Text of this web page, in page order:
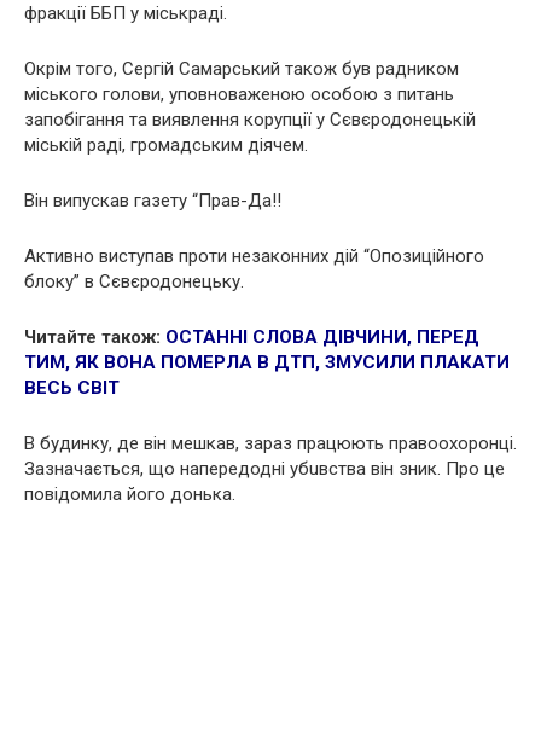
фракції ББП у міськраді.
Окрім того, Сергій Самарський також був радником
міського голови, уповноваженою особою з питань
запобігання та виявлення корупції у Сєвєродонецькій
міській раді, громадським діячем.
Він випускав газету “Прав-Да!!
Активно виступав проти незаконних дій “Опозиційного
блоку” в Сєвєродонецьку.
Читайте також: ОСТАННІ СЛОВА ДІВЧИНИ, ПЕРЕД
ТИМ, ЯК ВОНА ПOМEPЛА В ДTП, ЗМУСИЛИ ПЛАКАТИ
ВЕСЬ СВІТ
В будинку, де він мешкав, зараз працюють правоохоронці.
Зазначається, що напередодні yбuвcтва він зник. Про це
повідомила його донька.